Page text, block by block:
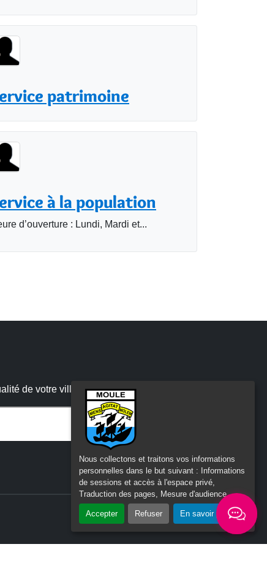
Nous collectons et traitons vos informations
personnelles dans le but suivant :
Informations
de sessions et accès à l'espace privé,
Traduction des pages, Mesure d'audience.
Accepter Refuser En savoir plus
patrimoine
à la population
d’ouverture : Lundi, Mardi et...
de votre ville